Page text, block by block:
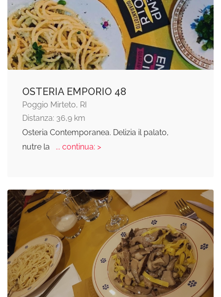
OSTERIA EMPORIO 48
Poggio Mirteto, RI
Distanza: 36,9 km
Osteria Contemporanea. Delizia il palato,
nutre la
... continua: >